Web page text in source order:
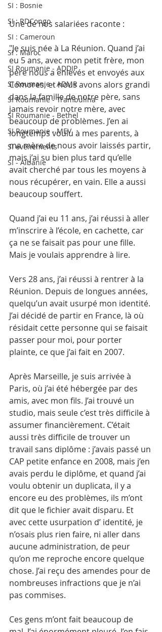
SI : Bosnie
SI : RDCongo
SI : Cameroun
SI : Maroc
SI Roumanie - ADDIP
SI Roumanie - ADMR
SI Roumanie - Trambulina
SI Roumanie - Bethel
SI Roumanie - MEV
SI évènements
SI - Albanie
Une de nos salariées raconte :
"Je suis née à La Réunion. Quand j’ai
eu 5 ans, avec mon petit frère, mon
père nous a enlevés et envoyés aux
Comores, et nous avons alors grandi
dans la famille de notre père, sans
jamais revoir notre mère, avec
beaucoup de problèmes. J’en ai
longtemps voulu à mes parents, à
ma mère de nous avoir laissés partir,
mais j’ai su bien plus tard qu’elle
avait cherché par tous les moyens à
nous récupérer, en vain. Elle a aussi
beaucoup souffert.
Quand j’ai eu 11 ans, j’ai réussi à aller
m’inscrire à l’école, en cachette, car
ça ne se faisait pas pour une fille.
Mais je voulais apprendre à lire.
Vers 28 ans, j’ai réussi à rentrer à la
Réunion. Depuis de longues années,
quelqu’un avait usurpé mon identité.
J’ai décidé de partir en France, là où
résidait cette personne qui se faisait
passer pour moi, pour porter
plainte, ce que j’ai fait en 2007.
Après Marseille, je suis arrivée à
Paris, où j’ai été hébergée par des
amis, avec mon fils. J’ai trouvé un
studio, mais seule c’est très difficile à
assumer financièrement. C’était
aussi très difficile de trouver un
travail sans diplôme : j’avais passé un
CAP petite enfance en 2008, mais j’en
avais perdu le diplôme, et quand j’ai
voulu obtenir un duplicata, il y a
encore eu des problèmes, ils m’ont
dit que le fichier avait disparu. Et
avec cette usurpation d’ identité, je
n’osais plus rien faire, ni aller dans
aucune administration, de peur
qu’on me reproche encore quelque
chose. J’ai reçu des amendes pour de
nombreuses infractions que je n’ai
pas commises.
Ces gens m’ont fait beaucoup de